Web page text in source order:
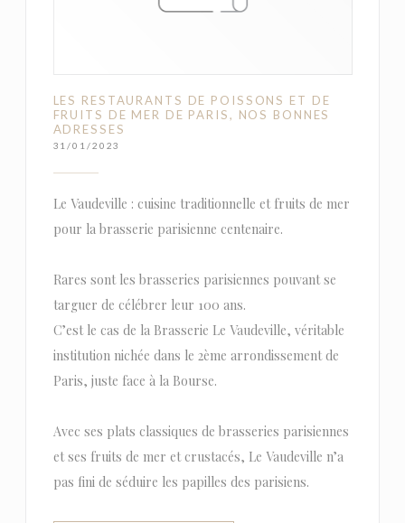
LES RESTAURANTS DE POISSONS ET DE
FRUITS DE MER DE PARIS, NOS BONNES
ADRESSES
31/01/2023
Le Vaudeville : cuisine traditionnelle et fruits de mer
pour la brasserie parisienne centenaire.
Rares sont les brasseries parisiennes pouvant se
targuer de célébrer leur 100 ans.
C’est le cas de la Brasserie Le Vaudeville, véritable
institution nichée dans le 2ème arrondissement de
Paris, juste face à la Bourse.
Avec ses plats classiques de brasseries parisiennes
et ses fruits de mer et crustacés, Le Vaudeville n’a
pas fini de séduire les papilles des parisiens.